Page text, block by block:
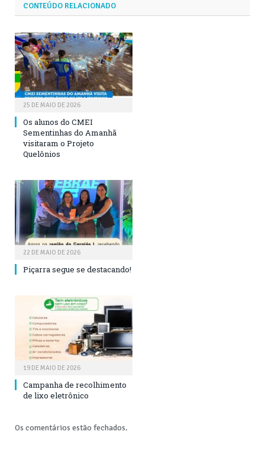
CONTEÚDO RELACIONADO
25 DE MAIO DE 2026
Os alunos do CMEI
Sementinhas do Amanhã
visitaram o Projeto
Quelônios
22 DE MAIO DE 2026
Piçarra segue se destacando!
19 DE MAIO DE 2026
Campanha de recolhimento
de lixo eletrônico
Os comentários estão fechados.